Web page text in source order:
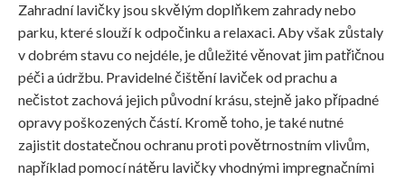
Zahradní lavičky jsou skvělým doplňkem zahrady nebo
parku, které slouží k odpočinku a relaxaci. Aby však zůstaly
v dobrém stavu co nejdéle, je důležité věnovat jim patřičnou
péči a údržbu. Pravidelné čištění laviček od prachu a
nečistot zachová jejich původní krásu, stejně jako případné
opravy poškozených částí. Kromě toho, je také nutné
zajistit dostatečnou ochranu proti povětrnostním vlivům,
například pomocí nátěru lavičky vhodnými impregnačními